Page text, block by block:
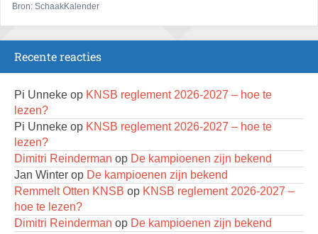
17 augustus 2026 · Haarlem
Persoonlijk Kampioenschap RSB/RSB Open 2026
18 augustus 2026 · Rotterdam
Mat op ‘t Wad
22 augustus 2026 · Den Burg, Texel
Simultaan The Butcher
22 augustus 2026 · Utrecht
Open 6e Senioren-50+ Zomer-rapidschaaktoernooi
22 augustus 2026 · Udenhout, Gemeente Tilburg
Bron: SchaakKalender
Recente reacties
Pi Unneke op KNSB reglement 2026-2027 – hoe te
lezen?
Pi Unneke op KNSB reglement 2026-2027 – hoe te
lezen?
Dimitri Reinderman op De kampioenen zijn bekend
Jan Winter op De kampioenen zijn bekend
Remmelt Otten KNSB op KNSB reglement 2026-2027 –
hoe te lezen?
Dimitri Reinderman op De kampioenen zijn bekend